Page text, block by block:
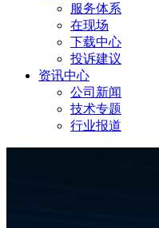
服务体系
在现场
下载中心
投诉建议
资讯中心
公司新闻
技术专题
行业报道